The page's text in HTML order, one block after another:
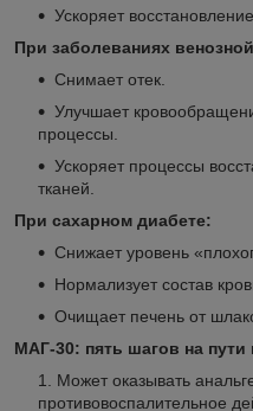
Ускоряет
При заболеваниях
Снимает отек.
Улучшает
процессы.
Ускоряет процессы
тканей.
При сахарном диабете:
Снижает уровень
Нормализует состав
Очищает печень от
МАГ-30: пять шагов на
Может оказывать
противовоспалительное